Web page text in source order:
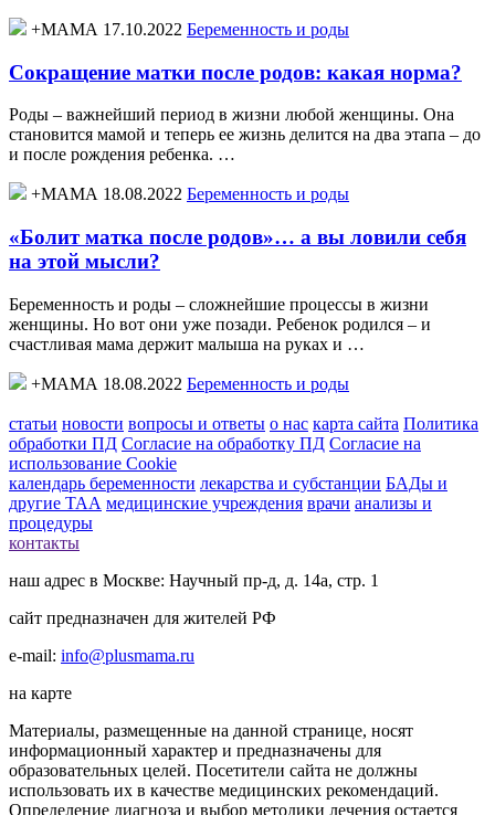
+МАМА 17.10.2022 Беременность и роды
Сокращение матки после родов: какая норма?
Роды – важнейший период в жизни любой женщины. Она
становится мамой и теперь ее жизнь делится на два этапа – до
и после рождения ребенка. …
+МАМА 18.08.2022 Беременность и роды
«Болит матка после родов»… а вы ловили себя
на этой мысли?
Беременность и роды – сложнейшие процессы в жизни
женщины. Но вот они уже позади. Ребенок родился – и
счастливая мама держит малыша на руках и …
+МАМА 18.08.2022 Беременность и роды
статьи новости вопросы и ответы о нас карта сайта Политика
обработки ПД Согласие на обработку ПД Согласие на
использование Cookie
календарь беременности лекарства и субстанции БАДы и
другие ТАА медицинские учреждения врачи анализы и
процедуры
контакты
наш адрес в Москве: Научный пр-д, д. 14а, стр. 1
сайт предназначен для жителей РФ
e-mail: info@plusmama.ru
на карте
Материалы, размещенные на данной странице, носят
информационный характер и предназначены для
образовательных целей. Посетители сайта не должны
использовать их в качестве медицинских рекомендаций.
Определение диагноза и выбор методики лечения остается